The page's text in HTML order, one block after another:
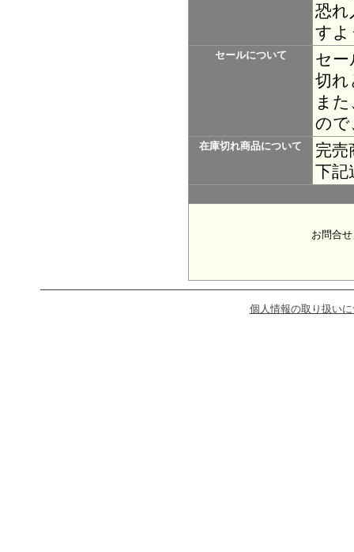
恐れ
すよ
セールについて
セ
切れ
ま
ので
在庫切れ商品について
完
下記
お問合
個人情報の取り扱い